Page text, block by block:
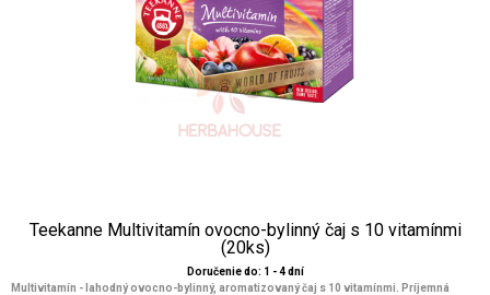
Teekanne Multivitamín ovocno-bylinný čaj s 10 vitamínmi
(20ks)
Doručenie do: 1 - 4 dní
Multivitamín - lahodný ovocno-bylinný, aromatizovaný čaj s 10 vitamínmi. Príjemná